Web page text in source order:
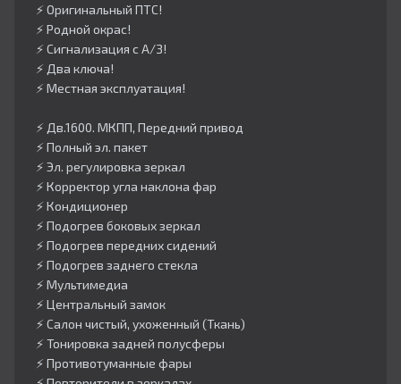
⚡️ Оригинальный ПТС!
⚡️ Родной окрас!
⚡️ Сигнализация с А/З!
⚡️ Два ключа!
⚡️ Местная эксплуатация!
⚡️ Дв.1600. МКПП, Передний привод
⚡️ Полный эл. пакет
⚡️ Эл. регулировка зеркал
⚡️ Корректор угла наклона фар
⚡️ Кондиционер
⚡️ Подогрев боковых зеркал
⚡️ Подогрев передних сидений
⚡️ Подогрев заднего стекла
⚡️ Мультимедиа
⚡️ Центральный замок
⚡️ Салон чистый, ухоженный (Ткань)
⚡️ Тонировка задней полусферы
⚡️ Противотуманные фары